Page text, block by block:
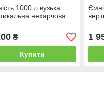
1000 л вузька
нехарчова
₴
Купити
1